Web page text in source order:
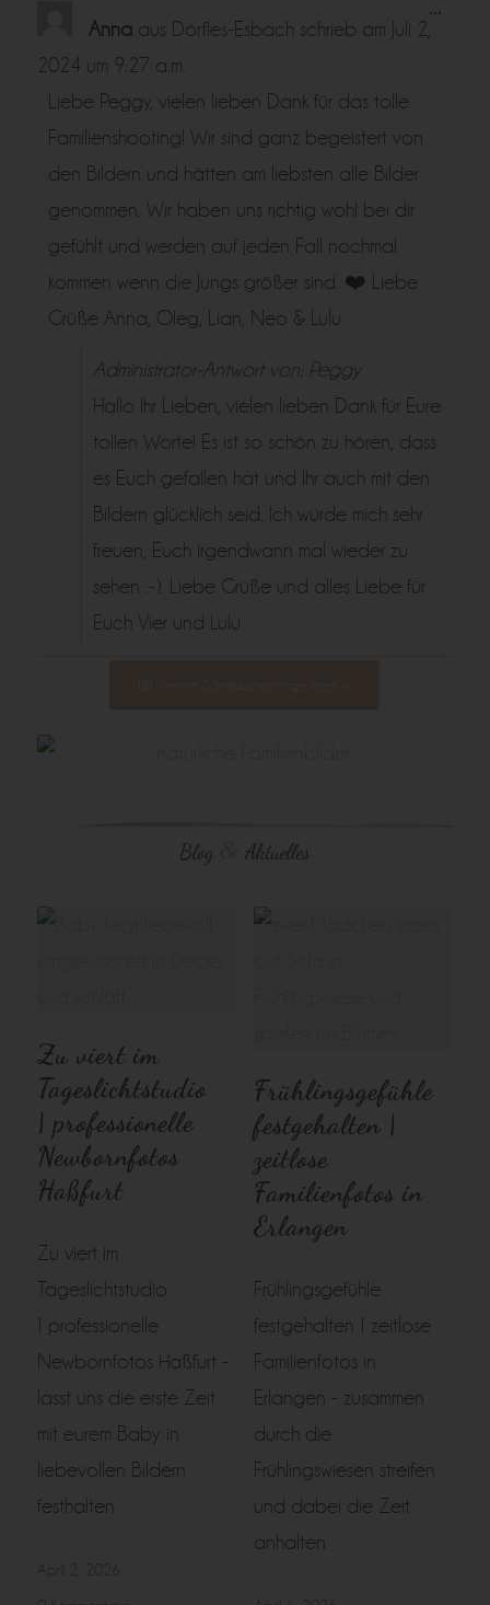
Anna aus Dörfles-Esbach schrieb am Juli 2,
2024 um 9:27 a.m.
Liebe Peggy, vielen lieben Dank für das tolle
Familienshooting! Wir sind ganz begeistert von
den Bildern und hätten am liebsten alle Bilder
genommen. Wir haben uns richtig wohl bei dir
gefühlt und werden auf jeden Fall nochmal
kommen wenn die Jungs größer sind. ❤️ Liebe
Grüße Anna, Oleg, Lian, Neo & Lulu
Administrator-Antwort von: Peggy
Hallo Ihr Lieben, vielen lieben Dank für Eure
tollen Worte! Es ist so schön zu hören, dass
es Euch gefallen hat und Ihr auch mit den
Bildern glücklich seid. Ich würde mich sehr
freuen, Euch irgendwann mal wieder zu
sehen :-). Liebe Grüße und alles Liebe für
Euch Vier und Lulu
...
Blog Aktuelles
Zu viert im
Tageslichtstudio
| professionelle
Newbornfotos
Haßfurt
Zu viert im
Tageslichtstudio
| professionelle
Newbornfotos Haßfurt -
lasst uns die erste Zeit
mit eurem Baby in
liebevollen Bildern
festhalten
Frühlingsgefühle
festgehalten |
zeitlose
Familienfotos in
Erlangen
Frühlingsgefühle
festgehalten | zeitlose
Familienfotos in
Erlangen - zusammen
durch die
Frühlingswiesen streifen
und dabei die Zeit
anhalten